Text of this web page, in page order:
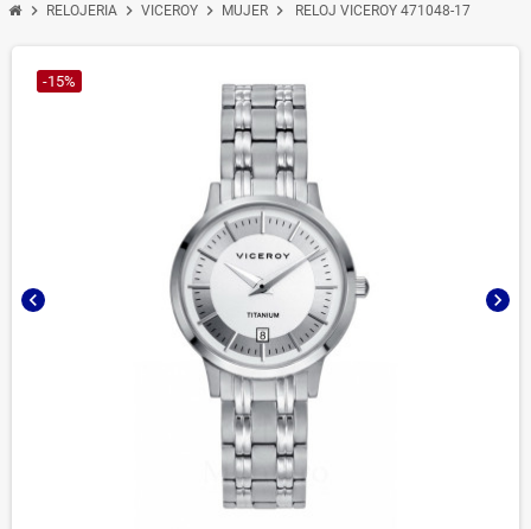
chevron_right RELOJERIA chevron_right VICEROY chevron_right MUJER chevron_right RELOJ VICEROY 471048-17
chevron_left chevron_right
-15%